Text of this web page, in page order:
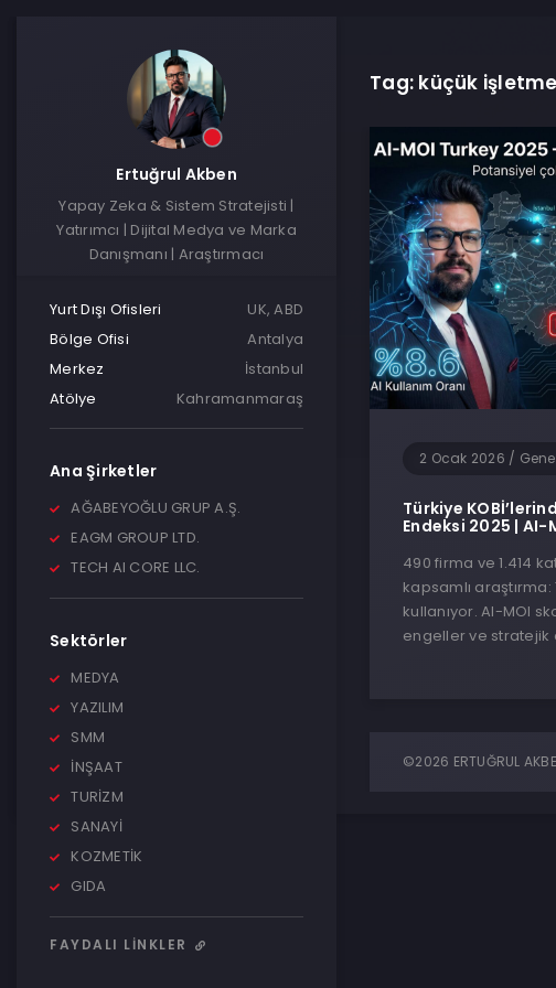
Ertuğrul Akben
Yapay Zeka & Sistem Stratejisti |
Yatırımcı | Dijital Medya ve Marka
Danışmanı | Araştırmacı
Yurt Dışı Ofisleri
UK, ABD
Bölge Ofisi
Antalya
Merkez
İstanbul
Atölye
Kahramanmaraş
Ana Şirketler
AĞABEYOĞLU GRUP A.Ş.
EAGM GROUP LTD.
TECH AI CORE LLC.
Sektörler
MEDYA
YAZILIM
SMM
İNŞAAT
TURİZM
SANAYİ
KOZMETİK
GIDA
FAYDALI LINKLER
Tag: küçük işletme
2 Ocak 2026 / Genel,
Türkiye
Endeksi 2025 | AI-
490 firma ve 1.414
kapsamlı araştırma:
kullanıyor. AI-MOI
engeller ve stratejik
©2026 ERTUĞRUL